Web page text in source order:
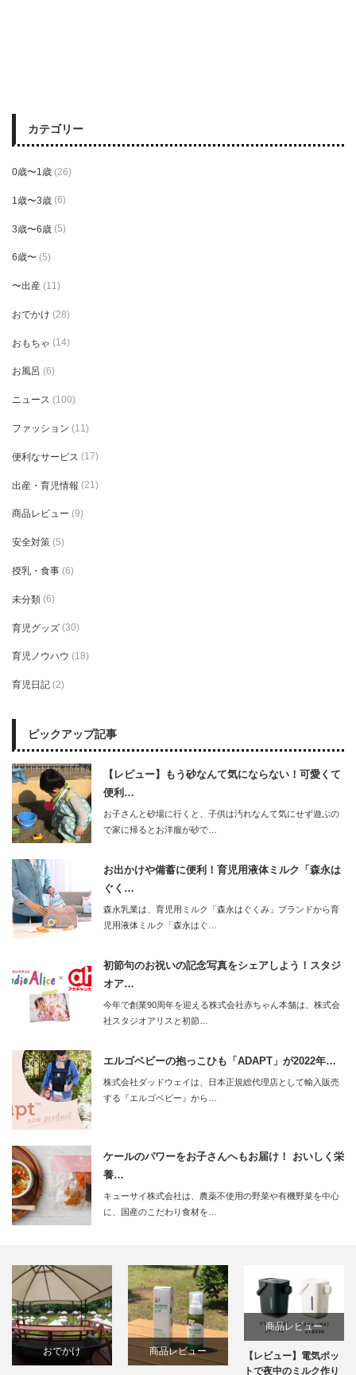
カテゴリー
0歳〜1歳 (26)
1歳〜3歳 (6)
3歳〜6歳 (5)
6歳〜 (5)
〜出産 (11)
おでかけ (28)
おもちゃ (14)
お風呂 (6)
ニュース (100)
ファッション (11)
便利なサービス (17)
出産・育児情報 (21)
商品レビュー (9)
安全対策 (5)
授乳・食事 (6)
未分類 (6)
育児グッズ (30)
育児ノウハウ (18)
育児日記 (2)
ピックアップ記事
【レビュー】もう砂なんて気にならない！可愛くて
便利…
お子さんと砂場に行くと、子供は汚れなんて気にせず遊ぶの
で家に帰るとお洋服が砂で…
お出かけや備蓄に便利！育児用液体ミルク「森永は
ぐく…
森永乳業は、育児用ミルク「森永はぐくみ」ブランドから育
児用液体ミルク「森永はぐ…
初節句のお祝いの記念写真をシェアしよう！スタジ
オア…
今年で創業90周年を迎える株式会社赤ちゃん本舗は、株式会
社スタジオアリスと初節…
エルゴベビーの抱っこひも「ADAPT」が2022年…
株式会社ダッドウェイは、日本正規総代理店として輸入販売
する『エルゴベビー』から…
ケールのパワーをお子さんへもお届け！ おいしく栄
養…
キューサイ株式会社は、農薬不使用の野菜や有機野菜を中心
に、国産のこだわり食材を…
商品レビュー
商品レビュー
【レビュー】電気ポッ
おもちゃ